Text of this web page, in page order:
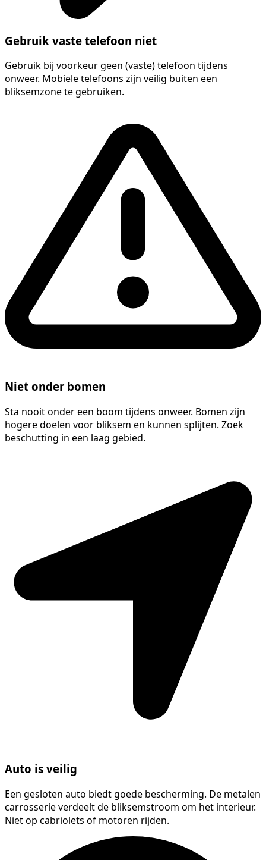
Gebruik vaste telefoon niet
Gebruik bij voorkeur geen (vaste) telefoon tijdens
onweer. Mobiele telefoons zijn veilig buiten een
bliksemzone te gebruiken.
Niet onder bomen
Sta nooit onder een boom tijdens onweer. Bomen zijn
hogere doelen voor bliksem en kunnen splijten. Zoek
beschutting in een laag gebied.
Auto is veilig
Een gesloten auto biedt goede bescherming. De metalen
carrosserie verdeelt de bliksemstroom om het interieur.
Niet op cabriolets of motoren rijden.